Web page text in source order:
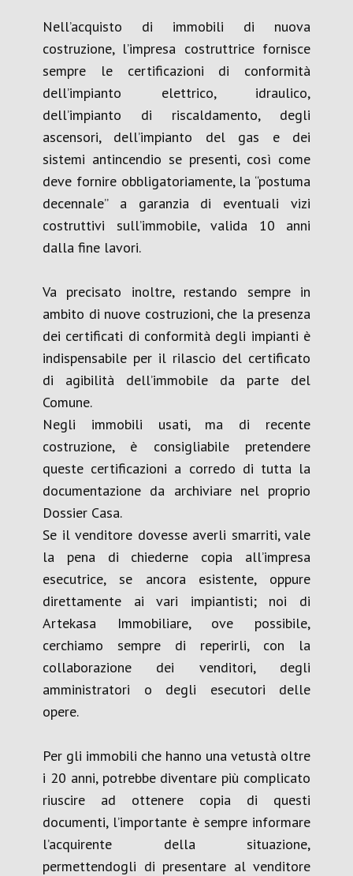
Nell’acquisto di immobili di nuova
costruzione, l’impresa costruttrice fornisce
sempre le certificazioni di conformità
dell’impianto elettrico, idraulico,
dell’impianto di riscaldamento, degli
ascensori, dell’impianto del gas e dei
sistemi antincendio se presenti, così come
deve fornire obbligatoriamente, la “postuma
decennale” a garanzia di eventuali vizi
costruttivi sull’immobile, valida 10 anni
dalla fine lavori.
Va precisato inoltre, restando sempre in
ambito di nuove costruzioni, che la presenza
dei certificati di conformità degli impianti è
indispensabile per il rilascio del certificato
di agibilità dell’immobile da parte del
Comune.
Negli immobili usati, ma di recente
costruzione, è consigliabile pretendere
queste certificazioni a corredo di tutta la
documentazione da archiviare nel proprio
Dossier Casa.
Se il venditore dovesse averli smarriti, vale
la pena di chiederne copia all’impresa
esecutrice, se ancora esistente, oppure
direttamente ai vari impiantisti; noi di
Artekasa Immobiliare, ove possibile,
cerchiamo sempre di reperirli, con la
collaborazione dei venditori, degli
amministratori o degli esecutori delle
opere.
Per gli immobili che hanno una vetustà oltre
i 20 anni, potrebbe diventare più complicato
riuscire ad ottenere copia di questi
documenti, l’importante è sempre informare
l’acquirente della situazione,
permettendogli di presentare al venditore